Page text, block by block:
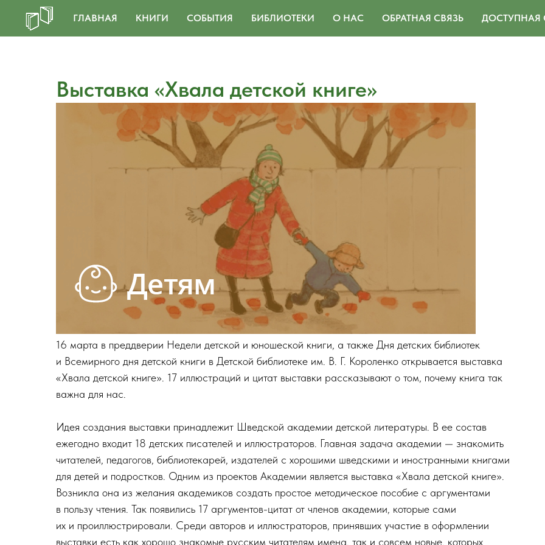
ГЛАВНАЯ КНИГИ СОБЫТИЯ БИБЛИОТЕКИ О НАС ОБРАТНАЯ СВЯЗЬ ДОСТУПНАЯ
Выставка «Хвала детской книге»
16 марта в преддверии Недели детской и юношеской книги, а также Дня детских библиотек
и Всемирного дня детской книги в Детской библиотеке им. В. Г. Короленко открывается выставка
«Хвала детской книге». 17 иллюстраций и цитат выставки рассказывают о том, почему книга так
важна для нас.
Идея создания выставки принадлежит Шведской академии детской литературы. В ее состав
ежегодно входит 18 детских писателей и иллюстраторов. Главная задача академии — знакомить
читателей, педагогов, библиотекарей, издателей с хорошими шведскими и иностранными книгами
для детей и подростков. Одним из проектов Академии является выставка «Хвала детской книге».
Возникла она из желания академиков создать простое методическое пособие с аргументами
в пользу чтения. Так появились 17 аргументов-цитат от членов академии, которые сами
их и проиллюстрировали. Среди авторов и иллюстраторов, принявших участие в оформлении
выставки есть как хорошо знакомые русским читателям имена, так и совсем новые, которых